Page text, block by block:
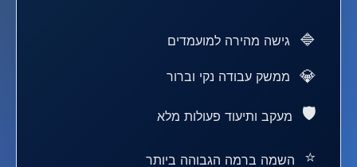
גישה מהירה למועמדים
ממשק עבודה נקי וברור
מעקב ותיעוד פעולות מלא
השמה ברמה הגבוהה ביותר